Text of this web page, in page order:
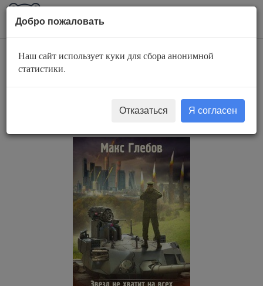
AuBook.org
Звезд не хватит на
всех 3. День
горящей брони
Добро пожаловать
Наш сайт использует куки для сбора анонимной
статистики.
Отказаться Я согласен